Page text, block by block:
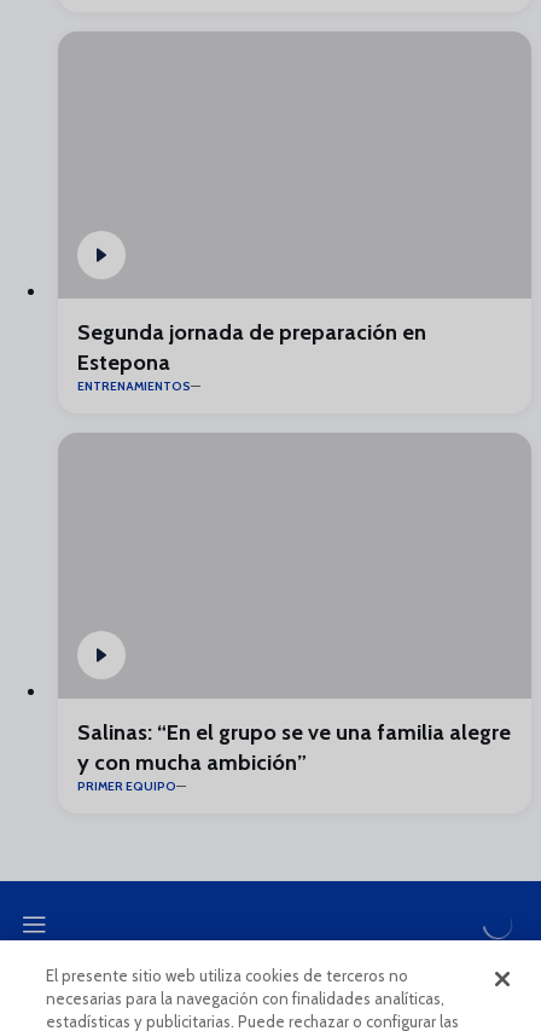
Segunda jornada de preparación en
Estepona
ENTRENAMIENTOS
Salinas: “En el grupo se ve una familia alegre
y con mucha ambición”
PRIMER EQUIPO
CANAL ÉTICO
El presente sitio web utiliza cookies de terceros no
necesarias para la navegación con finalidades analíticas,
estadísticas y publicitarias. Puede rechazar o configurar las